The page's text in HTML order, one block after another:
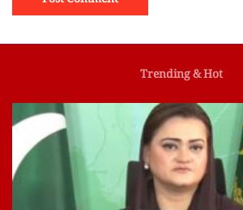
Trending & Hot